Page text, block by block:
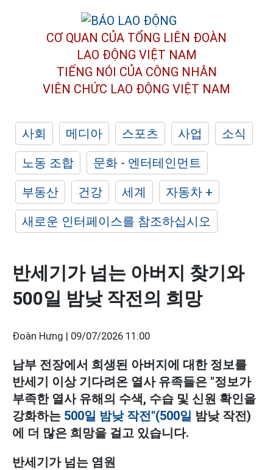
CƠ QUAN CỦA TỔNG LIÊN ĐOÀN
LAO ĐỘNG VIỆT NAM
TIẾNG NÓI CỦA CÔNG NHÂN
VIÊN CHỨC LAO ĐỘNG VIỆT NAM
사회 메디아 스포츠 사업
소식
노동 조합
문화 - 엔터테인먼트
부동산
건강 세계
자동차 +
새로운 인터페이스를 참조하십시오
반세기가 넘는 아버지 찾기와
500일 밤낮 작전의 희망
Đoàn Hưng | 09/07/2026 11:00
남부 전장에서 희생된 아버지에 대한 정보를
반세기 이상 기다려온 열사 유족들은 "정보가
부족한 열사 유해의 수색, 수습 및 신원 확인을
강화하는 500일 밤낮 작전"(500일 밤낮 작전)
에 더 많은 희망을 걸고 있습니다.
반세기가 넘는 염원